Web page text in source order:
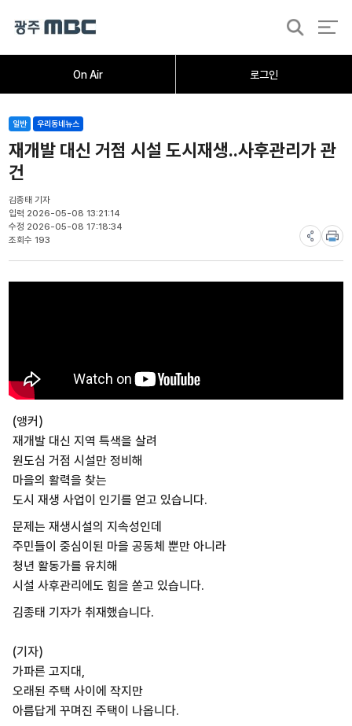
On Air 로그인
검
오늘의뉴스뉴스데스크 취재가시작되자
일반 우리동네뉴스
재개발 대신 거점 시설 도시재생..사후관리가 관
건
김종태 기자
입력 2026-05-08 13:21:14
수정 2026-05-08 17:18:34
조회수 193
(앵커)
재개발 대신 지역 특색을 살려
원도심 거점 시설만 정비해
마을의 활력을 찾는
도시 재생 사업이 인기를 얻고 있습니다.
문제는 재생시설의 지속성인데
주민들이 중심이된 마을 공동체 뿐만 아니라
청년 활동가를 유치해
시설 사후관리에도 힘을 쏟고 있습니다.
김종태 기자가 취재했습니다.
(기자)
가파른 고지대,
오래된 주택 사이에 작지만
아름답게 꾸며진 주택이 나옵니다.